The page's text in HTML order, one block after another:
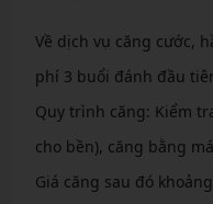
Về dịch vụ căng cước,
phí 3 buổi đánh đầu
Quy trình căng: Kiểm
cho bền), căng bằng
Giá căng sau đó